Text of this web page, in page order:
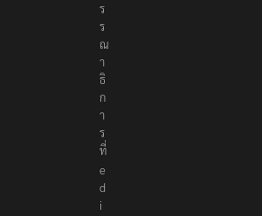
ร
ร
ณ
า
ธิ
ก
า
ร
ที่
e
d
i